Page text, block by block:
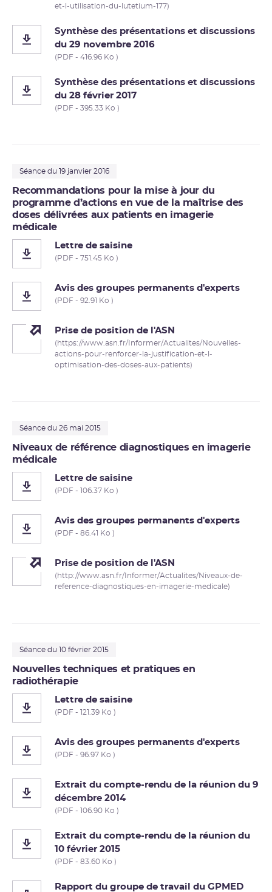
et-l-utilisation-du-lutetium-177)
Synthèse des présentations et discussions
du 29 novembre 2016
(PDF - 416.96 Ko )
Synthèse des présentations et discussions
du 28 février 2017
(PDF - 395.33 Ko )
Séance du 19 janvier 2016
Recommandations pour la mise à jour du
programme d’actions en vue de la maîtrise des
doses délivrées aux patients en imagerie
médicale
Lettre de saisine
(PDF - 751.45 Ko )
Avis des groupes permanents d'experts
(PDF - 92.91 Ko )
Prise de position de l'ASN
(https://www.asn.fr/Informer/Actualites/Nouvelles-
actions-pour-renforcer-la-justification-et-l-
optimisation-des-doses-aux-patients)
Séance du 26 mai 2015
Niveaux de référence diagnostiques en imagerie
médicale
Lettre de saisine
(PDF - 106.37 Ko )
Avis des groupes permanents d'experts
(PDF - 86.41 Ko )
Prise de position de l'ASN
(http://www.asn.fr/Informer/Actualites/Niveaux-de-
reference-diagnostiques-en-imagerie-medicale)
Séance du 10 février 2015
Nouvelles techniques et pratiques en
radiothérapie
Lettre de saisine
(PDF - 121.39 Ko )
Avis des groupes permanents d'experts
(PDF - 96.97 Ko )
Extrait du compte-rendu de la réunion du 9
décembre 2014
(PDF - 106.90 Ko )
Extrait du compte-rendu de la réunion du
10 février 2015
(PDF - 83.60 Ko )
Rapport du groupe de travail du GPMED